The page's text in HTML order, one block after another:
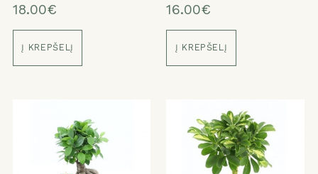
18.00€
Į KREPŠELĮ
16.00€
Į KREPŠELĮ